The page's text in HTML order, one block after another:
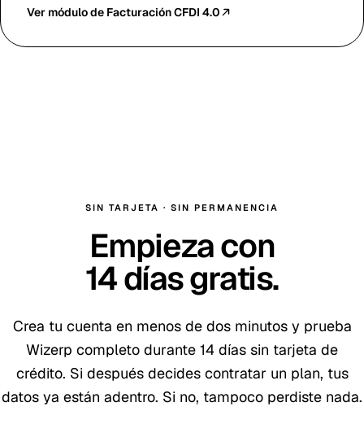
Ver módulo de Facturación CFDI 4.0
SIN TARJETA · SIN PERMANENCIA
Empieza con
14días gratis.
Crea tu cuenta en menos de dos minutos y prueba
Wizerp completo durante 14 días sin tarjeta de
crédito. Si después decides contratar un plan, tus
datos ya están adentro. Si no, tampoco perdiste nada.